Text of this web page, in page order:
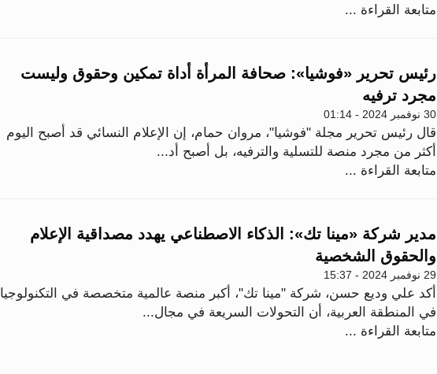
متابعة القراءة ...
رئيس تحرير «فوشيا»: صحافة المرأة أداة تمكين وحقوق وليست
مجرد ترفيه
30 نوفمبر 2024 - 01:14
قال رئيس تحرير مجلة "فوشيا"، مروان حمام، إن الإعلام النسائي قد أصبح اليوم
أكثر من مجرد منصة للتسلية والترفيه، بل أصبح أد...
متابعة القراءة ...
مدير شركة «مينا تك»: الذكاء الاصطناعي يهدد مصداقية الإعلام
والحقوق الشخصية
29 نوفمبر 2024 - 15:37
أكد علي وديع حسن، شركة "مينا تك"، أكبر منصة عالمية متخصصة في التكنولوجيا
في المنطقة العربية، أن التحولات السريعة في مجال...
متابعة القراءة ...